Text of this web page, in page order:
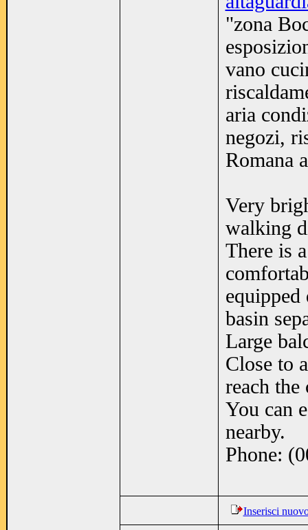
"zona
vano
aria
negozi,
Romana
Very
walking
There is
basin
Large
Close to
reach
You can
nearby.
Phone:
Inserisci